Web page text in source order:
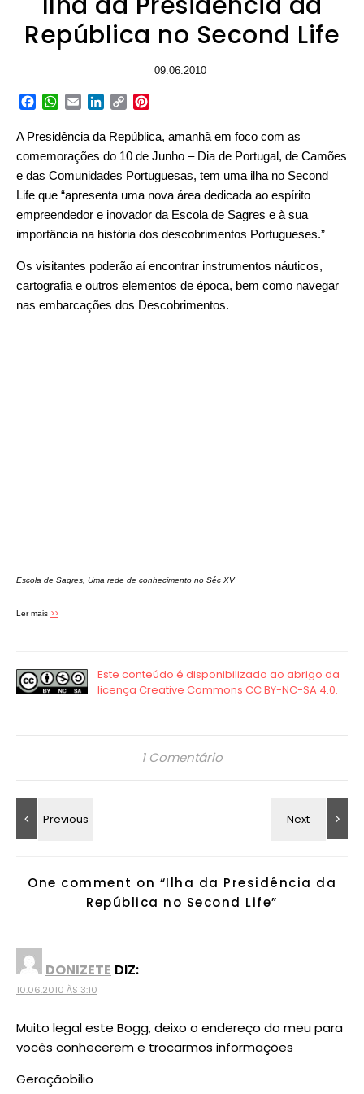
República no Second Life
09.06.2010
Facebook
WhatsApp
EmailLinkedIn
Copy
A Presidência da República, amanhã em foco com as
comemorações do 10 de Junho – Dia de Portugal, de Camões
e das Comunidades Portuguesas, tem uma ilha no Second
Life que “apresenta uma nova área dedicada ao espírito
empreendedor e inovador da Escola de Sagres e à sua
importância na história dos descobrimentos Portugueses.”
Os visitantes poderão aí encontrar instrumentos náuticos,
cartografia e outros elementos de época, bem como navegar
nas embarcações dos Descobrimentos.
Escola de Sagres, Uma rede de conhecimento no Séc XV
Ler mais >>
1 Comentário
One comment on “Ilha da Presidência da
República no Second Life”
DONIZETE DIZ:
10.06.2010 ÀS 3:10
Muito legal este Bogg, deixo o endereço do meu para
vocês conhecerem e trocarmos informações
Geraçãobilio